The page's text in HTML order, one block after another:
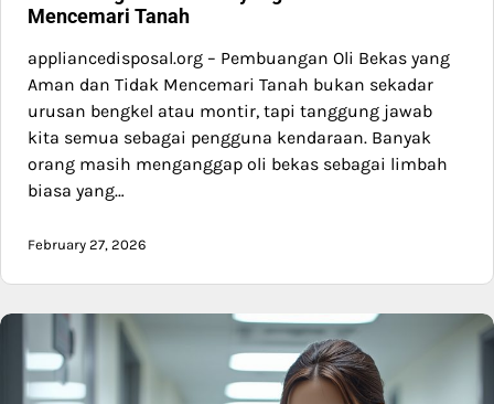
Mencemari Tanah
appliancedisposal.org – Pembuangan Oli Bekas yang
Aman dan Tidak Mencemari Tanah bukan sekadar
urusan bengkel atau montir, tapi tanggung jawab
kita semua sebagai pengguna kendaraan. Banyak
orang masih menganggap oli bekas sebagai limbah
biasa yang…
February 27, 2026